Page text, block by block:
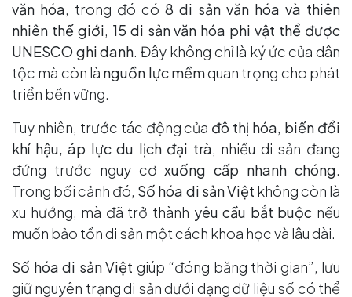
văn hóa, trong đó có 8 di sản văn hóa và thiên
nhiên thế giới, 15 di sản văn hóa phi vật thể được
UNESCO ghi danh. Đây không chỉ là ký ức của dân
tộc mà còn là nguồn lực mềmquan trọng cho phát
triển bền vững.
Tuy nhiên, trước tác động của đô thị hóa, biến đổi
khí hậu, áp lực du lịch đại trà, nhiều di sản đang
đứng trước nguy cơxuống cấp nhanh chóng.
Trong bối cảnh đó, Số hóa di sản Việt không còn là
xu hướng, mà đã trở thành yêu cầu bắt buộc nếu
muốn bảo tồn di sản một cách khoa học và lâu dài.
Số hóa di sản Việt giúp “đóng băng thời gian”, lưu
giữ nguyên trạng di sản dưới dạng dữ liệu số có thể